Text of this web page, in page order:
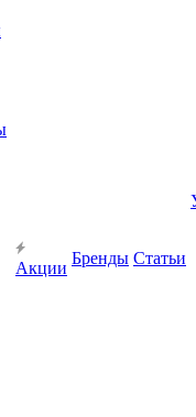
Акции
Бренды Статьи